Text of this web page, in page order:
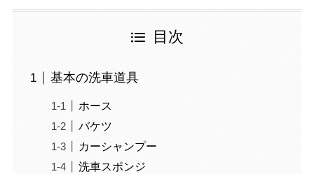
目次
基本の洗車道具
ホース
バケツ
カーシャンプー
洗車スポンジ